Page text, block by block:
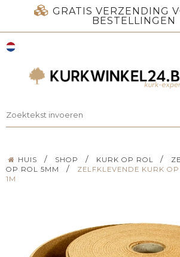
GRATIS VERZENDING
BESTELLINGEN
HUIS / SHOP / KURK OP ROL /
OP ROL 5MM
/
ZELFKLEVENDE KURK
1M